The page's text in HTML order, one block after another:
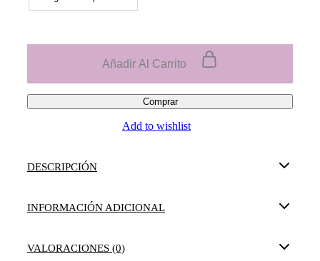
Añadir Al Carrito
Comprar
Add to wishlist
DESCRIPCIÓN
INFORMACIÓN ADICIONAL
VALORACIONES (0)